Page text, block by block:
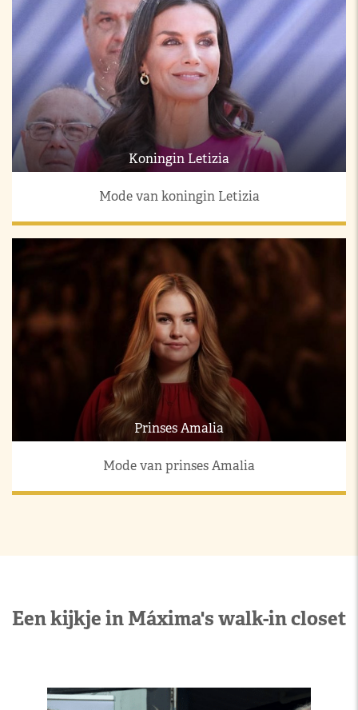
Koningin Letizia
Mode van koningin Letizia
Prinses Amalia
Mode van prinses Amalia
Een kijkje in Máxima's walk-in closet